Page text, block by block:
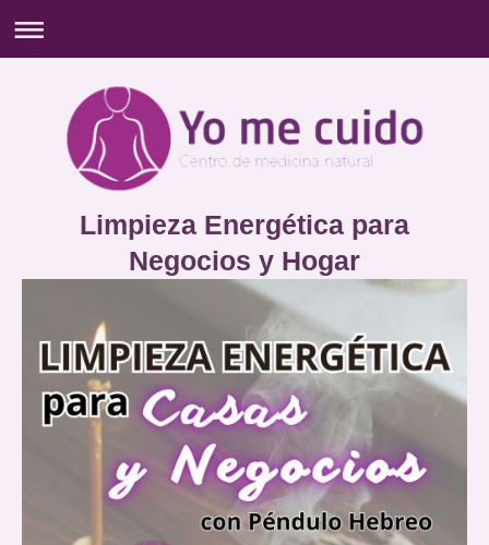
Limpieza Energética para
Negocios y Hogar